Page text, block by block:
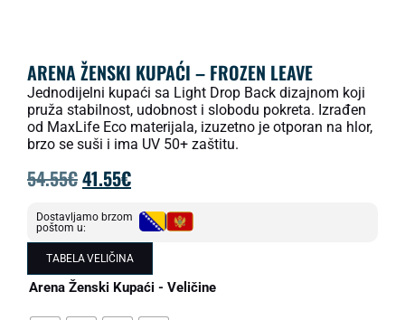
ARENA ŽENSKI KUPAĆI – FROZEN LEAVE
Jednodijelni kupaći sa Light Drop Back dizajnom koji
pruža stabilnost, udobnost i slobodu pokreta. Izrađen
od MaxLife Eco materijala, izuzetno je otporan na hlor,
brzo se suši i ima UV 50+ zaštitu.
54.55€41.55€
Dostavljamo brzom
poštom u:
TABELA VELIČINA
Arena Ženski Kupaći - Veličine